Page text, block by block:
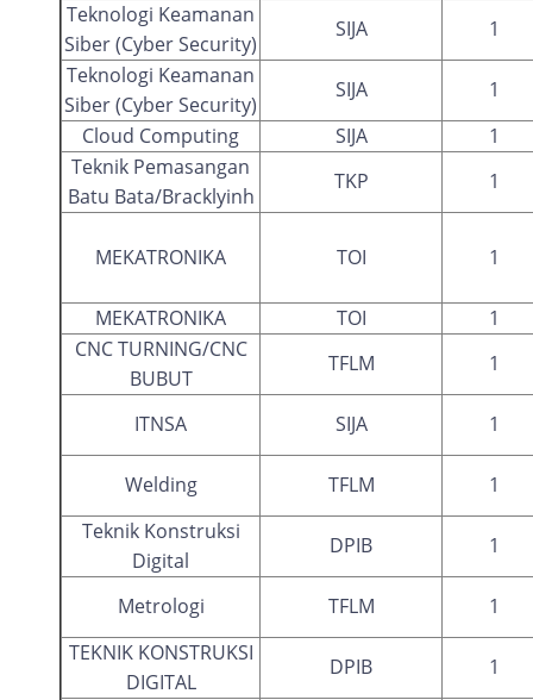
Teknologi Keamanan
Siber (Cyber Security)
SIJA
1
Teknologi Keamanan
Siber (Cyber Security)
SIJA
1
Cloud Computing
SIJA
1
Teknik Pemasangan
Batu Bata/Bracklyinh
TKP 1
MEKATRONIKA TOI 1
MEKATRONIKA TOI
1
CNC TURNING/CNC
BUBUT
TFLM 1
ITNSA SIJA 1
Welding TFLM
1
Teknik Konstruksi
Digital
DPIB 1
Metrologi TFLM
1
TEKNIK KONSTRUKSI
DIGITAL
DPIB 1